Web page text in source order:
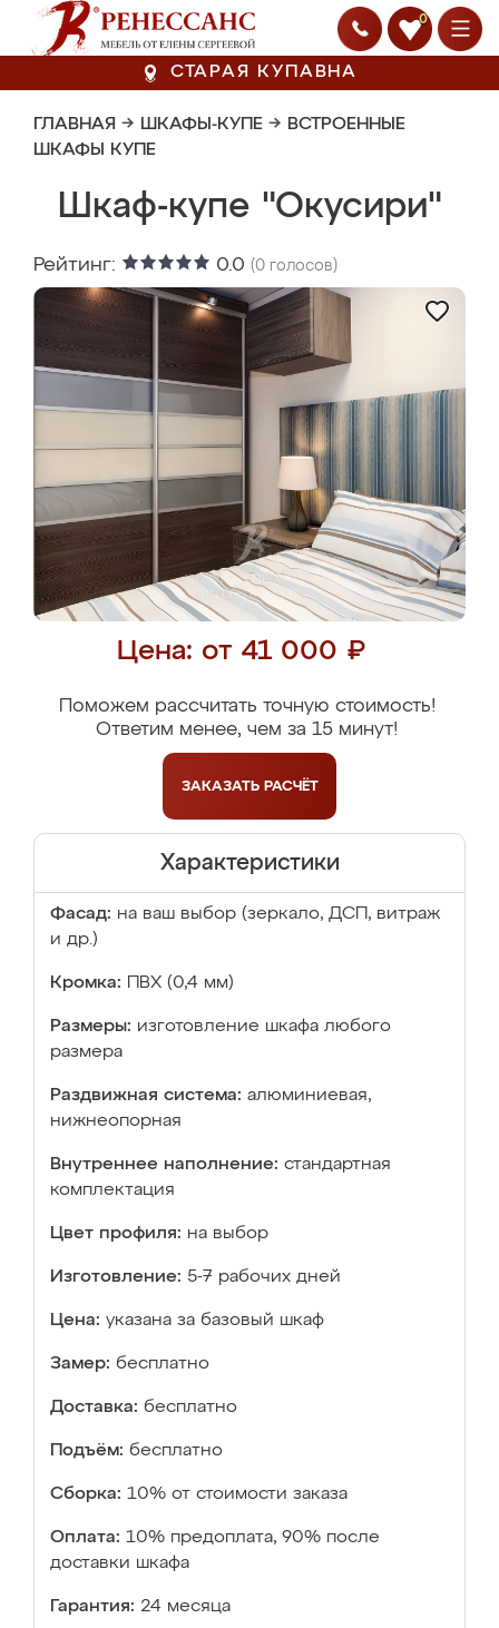
0
СТАРАЯ КУПАВНА
ГЛАВНАЯ → ШКАФЫ-КУПЕ → ВСТРОЕННЫЕ
ШКАФЫ КУПЕ
Шкаф-купе "Окусири"
Рейтинг: 0.0 (0 голосов)
Цена: от 41 000 ₽
Поможем рассчитать точную стоимость!
Ответим менее, чем за 15 минут!
ЗАКАЗАТЬ РАСЧЁТ
Характеристики
Фасад: на ваш выбор (зеркало, ДСП, витраж
и др.)
Кромка: ПВХ (0,4 мм)
Размеры: изготовление шкафа любого
размера
Раздвижная система: алюминиевая,
нижнеопорная
Внутреннее наполнение: стандартная
комплектация
Цвет профиля: на выбор
Изготовление: 5-7 рабочих дней
Цена: указана за базовый шкаф
Замер: бесплатно
Доставка: бесплатно
Подъём: бесплатно
Сборка: 10% от стоимости заказа
Оплата: 10% предоплата, 90% после
доставки шкафа
Гарантия: 24 месяца